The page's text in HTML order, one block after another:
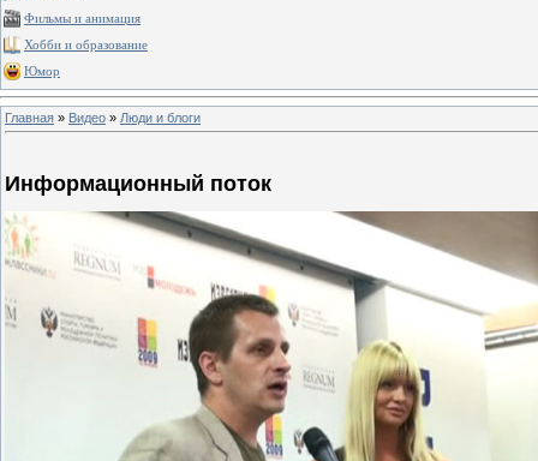
Фильмы и анимация
Хобби и образование
Юмор
Главная » Видео » Люди и блоги
Информационный поток